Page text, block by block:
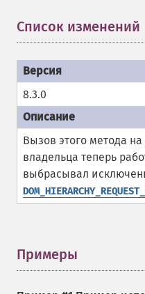
Список изменений
8.3.0
Вызов этого метода
владельца теперь
выбрасывал
Примеры